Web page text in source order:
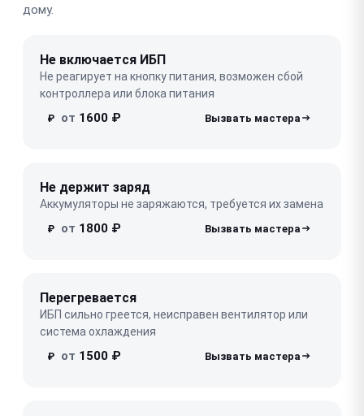
дому.
Не включается ИБП
Не реагирует на кнопку питания, возможен сбой
контроллера или блока питания
₽ от 1600 ₽
Не держит заряд
Аккумуляторы не заряжаются, требуется их замена
₽ от 1800 ₽
Перегревается
ИБП сильно греется, неисправен вентилятор или
система охлаждения
₽ от 1500 ₽